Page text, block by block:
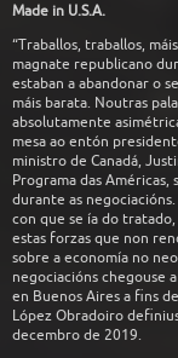
Made in U.S.A.
“Traballos, traballos,
magnate republicano
estaban a abandonar o
máis barata. Noutras
absolutamente
mesa ao entón
ministro de Canadá,
Programa das
durante as
con que se ía do tratado,
estas forzas que non
sobre a economía no
negociacións chegouse
en Buenos Aires a fins
López Obradoiro
decembro de 2019.